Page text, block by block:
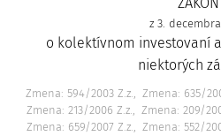
z 3.
o kolektívnom investovaní
niektorých
Zmena: 594/2003 Z.z. Zmena: 635/
Zmena: 213/2006 Z.z.
Zmena: 209/
Zmena: 659/2007 Z.z.
Zmena: 552/